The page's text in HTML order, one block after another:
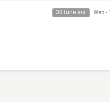
30 tune ins Web -